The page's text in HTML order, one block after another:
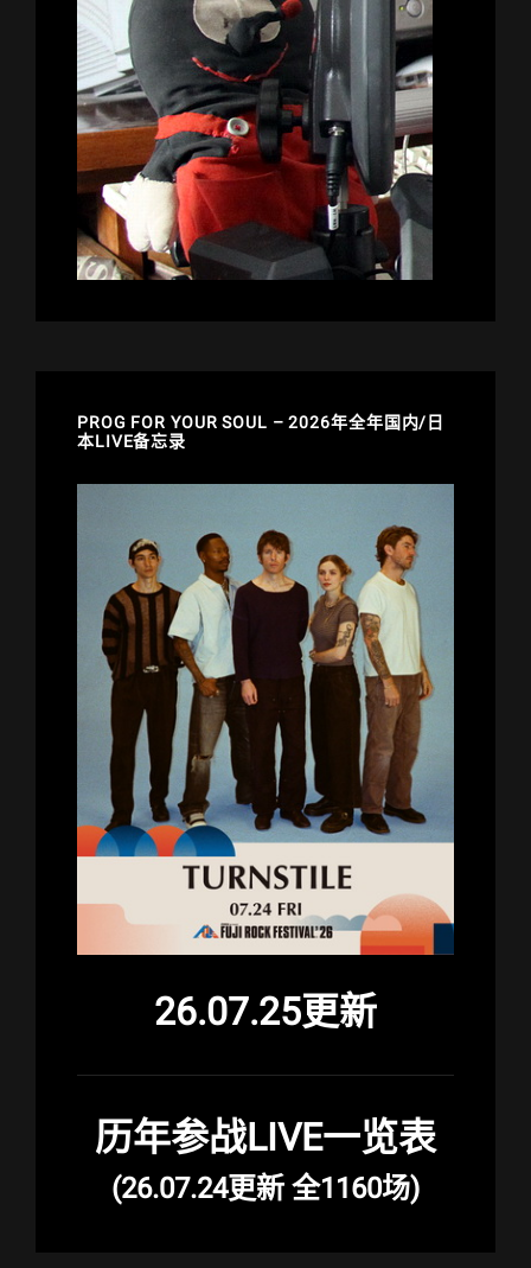
PROG FOR YOUR SOUL – 2026年全年国内/日
本LIVE备忘录
26.07.25更新
历年参战LIVE一览表
(26.07.24更新 全1160场)